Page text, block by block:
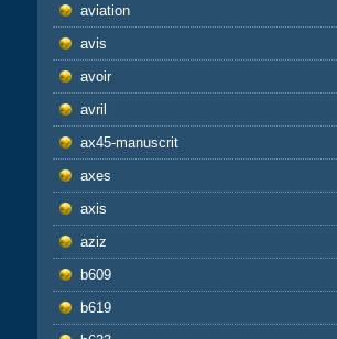
aviation
avis
avoir
avril
ax45-manuscrit
axes
axis
aziz
b609
b619